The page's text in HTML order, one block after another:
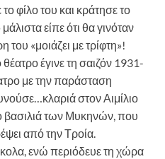
φίλο του και κράτησε το
είπε ότι θα γινόταν
«μοιάζει με τρίφτη»!
έγινε τη σαιζόν 1931-
με την παράσταση
στον Αιμίλιο
βασιλιά των Μυκηνών, που
από την Τροία.
ενώ περιόδευε τη χώρα